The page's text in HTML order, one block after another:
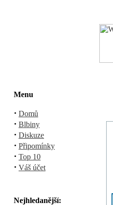
Menu
· Domů
· Blbiny
· Diskuze
· Připomínky
· Top 10
· Váš účet
Nejhledanější: